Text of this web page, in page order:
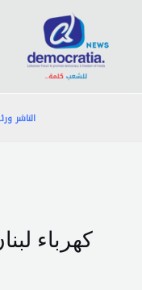
المحتوى
الناشر
كهرباء